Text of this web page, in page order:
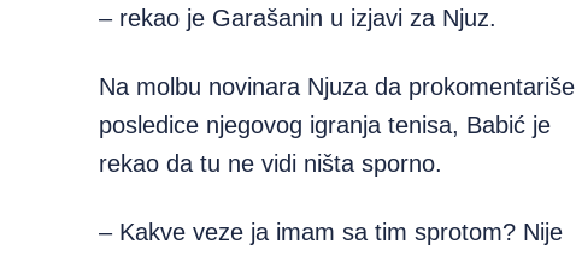
– rekao je Garašanin u izjavi za Njuz.
Na molbu novinara Njuza da prokomentariše
posledice njegovog igranja tenisa, Babić je
rekao da tu ne vidi ništa sporno.
– Kakve veze ja imam sa tim sprotom? Nije